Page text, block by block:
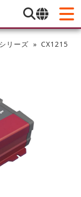
リーズ CX1215